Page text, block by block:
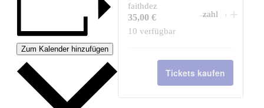
Zum Kalender hinzufügen
faithdez
35,00 €
10 verfügbar
Verringern
für
faithdez
–
Anzahl
für
+
Tickets kaufen